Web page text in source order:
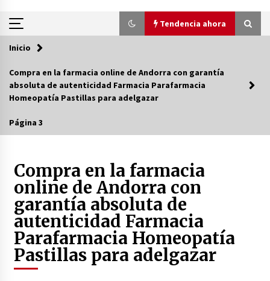
Tendencia ahora
Tendencia ahora
medicamentos homeopáticos BOIRON.
Enjuague bucal rojo de botot | 250 ml
4 años atrás
Enjuague bucal color verde botot | 250 ml
Inicio
Compra en la farmacia online de Andorra con garantía
absoluta de autenticidad Farmacia Parafarmacia
Homeopatía Pastillas para adelgazar
Página 3
Compra en la farmacia
online de Andorra con
garantía absoluta de
autenticidad Farmacia
Parafarmacia Homeopatía
Pastillas para adelgazar